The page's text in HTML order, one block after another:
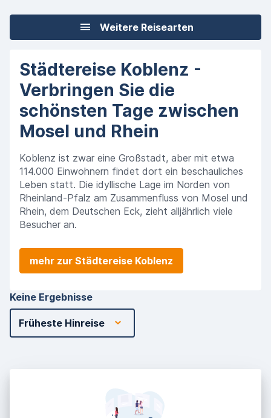
Weitere Reisearten
Städtereise Koblenz -
Verbringen Sie die
schönsten Tage zwischen
Mosel und Rhein
Koblenz ist zwar eine Großstadt, aber mit etwa
114.000 Einwohnern findet dort ein beschauliches
Leben statt. Die idyllische Lage im Norden von
Rheinland-Pfalz am Zusammenfluss von Mosel und
Rhein, dem Deutschen Eck, zieht alljährlich viele
Besucher an.
mehr zur Städtereise Koblenz
Keine Ergebnisse
Früheste Hinreise